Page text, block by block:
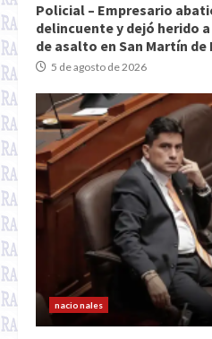
Policial – Empresario
delincuente y dejó herido
de asalto en San Martín de
5 de agosto de 2026
nacionales